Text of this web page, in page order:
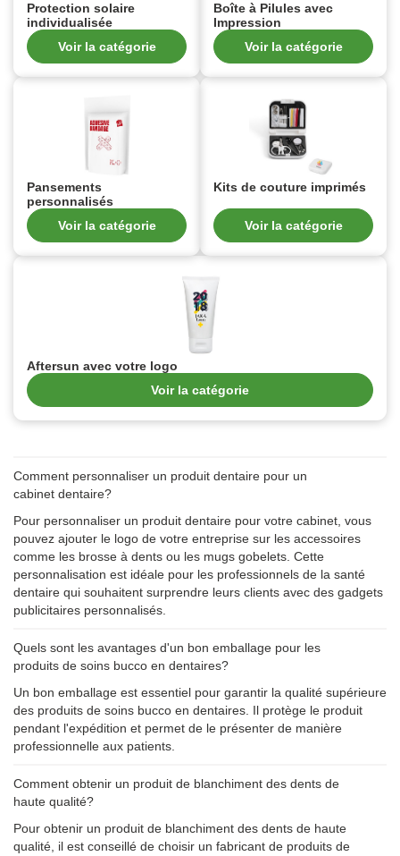
Protection solaire
individualisée
Voir la catégorie
Boîte à Pilules avec
Impression
Voir la catégorie
Pansements
personnalisés
Voir la catégorie
Kits de couture imprimés
Voir la catégorie
Aftersun avec votre logo
Voir la catégorie
Comment personnaliser un produit dentaire pour un
cabinet dentaire?
Pour personnaliser un produit dentaire pour votre cabinet, vous
pouvez ajouter le logo de votre entreprise sur les accessoires
comme les brosse à dents ou les mugs gobelets. Cette
personnalisation est idéale pour les professionnels de la santé
dentaire qui souhaitent surprendre leurs clients avec des gadgets
publicitaires personnalisés.
Quels sont les avantages d'un bon emballage pour les
produits de soins bucco en dentaires?
Un bon emballage est essentiel pour garantir la qualité supérieure
des produits de soins bucco en dentaires. Il protège le produit
pendant l'expédition et permet de le présenter de manière
professionnelle aux patients.
Comment obtenir un produit de blanchiment des dents de
haute qualité?
Pour obtenir un produit de blanchiment des dents de haute
qualité, il est conseillé de choisir un fabricant de produits de